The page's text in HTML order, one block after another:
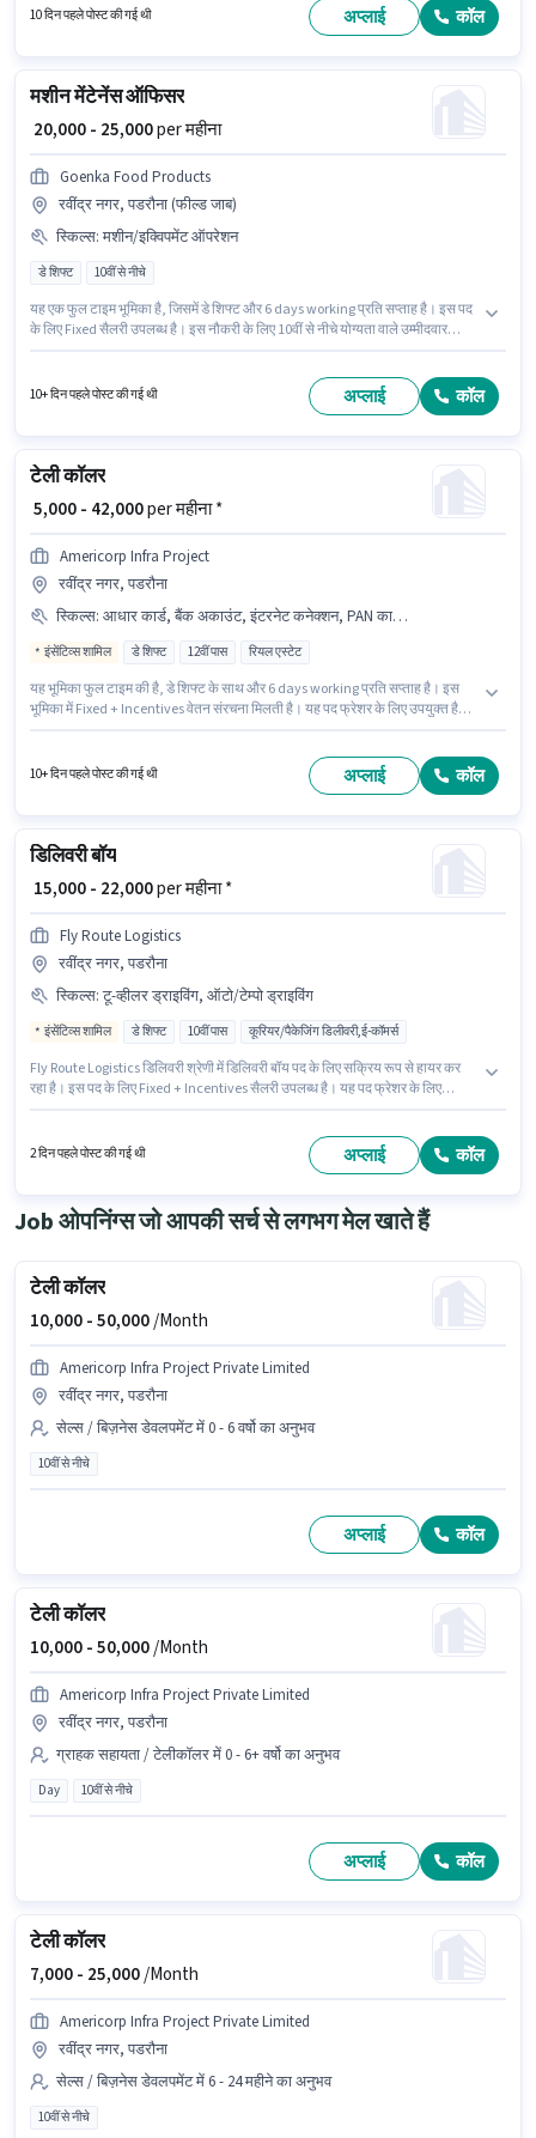
इस पद के लिए आवश्यक दस्तावेज़ जैसे PAN कार्ड, आधार कार्ड, बैंक अकाउंट का होना
10 दिन पहले पोस्ट की गई थी अप्लाई कॉल
मशीन मेंटेनेंस ऑफिसर
₹ 20,000 - 25,000per महीना
Goenka Food Products
रवींद्र नगर, पडरौना (फील्ड जाब)
स्किल्स: मशीन/इक्विपमेंट ऑपरेशन
डे शिफ्ट 10वीं से नीचे
यह एक फुल टाइम भूमिका है, जिसमें डे शिफ्ट और 6 days working प्रति सप्ताह है। इस पद
के लिए Fixed सैलरी उपलब्ध है। इस नौकरी के लिए 10वीं से नीचे योग्यता वाले उम्मीदवार
अतिरिक्त लाभ जैसे मील भी मिलेंगे।
10+ दिन पहले पोस्ट की गई थी अप्लाई कॉल
टेली कॉलर
₹ 5,000 - 42,000per महीना *
Americorp Infra Project
रवींद्र नगर, पडरौना
स्किल्स: आधार कार्ड, बैंक अकाउंट, इंटरनेट कनेक्शन, PAN कार्ड, लैपटॉप/डेस्कटॉप
इंसेंटिव्स शामिल डे शिफ्ट 12वीं पास रियल एस्टेट
यह भूमिका फुल टाइम की है, डे शिफ्ट के साथ और 6 days working प्रति सप्ताह है। इस
भूमिका में Fixed + Incentives वेतन संरचना मिलती है। यह पद फ्रेशर के लिए उपयुक्त है।
पास डिग्री या सर्टिफिकेट होना चाहिए। इस पद के लिए आवश्यक दस्तावेज़ जैसे PAN कार्ड,
10+ दिन पहले पोस्ट की गई थी अप्लाई कॉल
डिलिवरी बॉय
₹ 15,000 - 22,000per महीना *
Fly Route Logistics
रवींद्र नगर, पडरौना
स्किल्स: टू-व्हीलर ड्राइविंग, ऑटो/टेम्पो ड्राइविंग
इंसेंटिव्स शामिल डे शिफ्ट 10वीं पास कूरियर/पैकेजिंग डिलीवरी,ई-कॉमर्स
Fly Route Logistics डिलिवरी श्रेणी में डिलिवरी बॉय पद के लिए सक्रिय रूप से हायर कर
रहा है। इस पद के लिए Fixed + Incentives सैलरी उपलब्ध है। यह पद फ्रेशर के लिए
के पास ऑटो/टेम्पो ड्राइविंग, टू-व्हीलर ड्राइविंग होना अनिवार्य है।
2 दिन पहले पोस्ट की गई थी अप्लाई कॉल
Job ओपनिंग्स जो आपकी सर्च से लगभग मेल खाते हैं
टेली कॉलर
10,000 -50,000/Month
Americorp Infra Project Private Limited
रवींद्र नगर, पडरौना
सेल्स / बिज़नेस डेवलपमेंट में 0 - 6 वर्षो का अनुभव
10वीं से नीचे
अप्लाई कॉल
टेली कॉलर
10,000 -50,000/Month
Americorp Infra Project Private Limited
रवींद्र नगर, पडरौना
ग्राहक सहायता / टेलीकॉलर में 0 - 6+ वर्षो का अनुभव
Day 10वीं से नीचे
अप्लाई कॉल
टेली कॉलर
7,000 - 25,000/Month
Americorp Infra Project Private Limited
रवींद्र नगर, पडरौना
सेल्स / बिज़नेस डेवलपमेंट में 6 - 24 महीने का अनुभव
10वीं से नीचे